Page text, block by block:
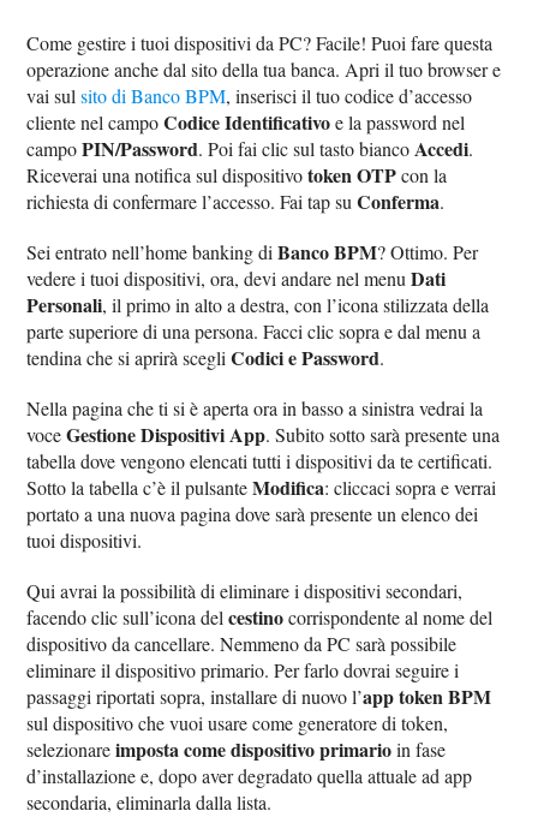
Come gestire i tuoi dispositivi da PC? Facile! Puoi fare questa
operazione anche dal sito della tua banca. Apri il tuo browser e
vai sulsito di Banco BPM, inserisci il tuo codice d’accesso
cliente nel campoCodice Identificativoe la password nel
campoPIN/Password. Poi fai clic sul tasto biancoAccedi.
Riceverai una notifica sul dispositivotoken OTPcon la
richiesta di confermare l’accesso. Fai tap suConferma.
Sei entrato nell’home banking diBanco BPM? Ottimo. Per
vedere i tuoi dispositivi, ora, devi andare nel menuDati
Personali, il primo in alto a destra, con l’icona stilizzata della
parte superiore di una persona. Facci clic sopra e dal menu a
tendina che si aprirà scegliCodici e Password.
Nella pagina che ti si è aperta ora in basso a sinistra vedrai la
voceGestione Dispositivi App. Subito sotto sarà presente una
tabella dove vengono elencati tutti i dispositivi da te certificati.
Sotto la tabella c’è il pulsanteModifica: cliccaci sopra e verrai
portato a una nuova pagina dove sarà presente un elenco dei
tuoi dispositivi.
Qui avrai la possibilità di eliminare i dispositivi secondari,
facendo clic sull’icona delcestinocorrispondente al nome del
dispositivo da cancellare. Nemmeno da PC sarà possibile
eliminare il dispositivo primario. Per farlo dovrai seguire i
passaggi riportati sopra, installare di nuovo l’app token BPM
sul dispositivo che vuoi usare come generatore di token,
selezionareimposta come dispositivo primarioin fase
d’installazione e, dopo aver degradato quella attuale ad app
secondaria, eliminarla dalla lista.